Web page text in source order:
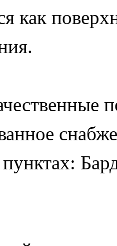
как
пунктах: